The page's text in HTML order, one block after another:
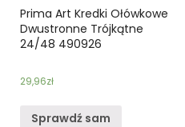
Prima Art Kredki Ołówkowe
Dwustronne Trójkątne
24/48 490926
29,96zł
Sprawdź sam